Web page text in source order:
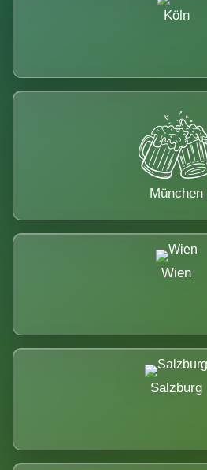
Köln
München
Wien
Salzburg